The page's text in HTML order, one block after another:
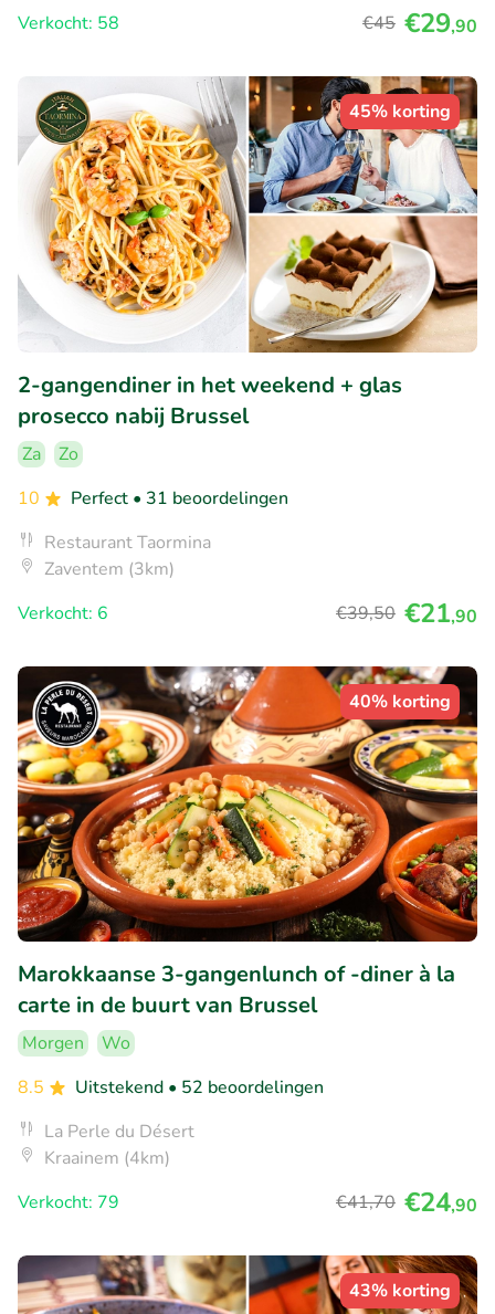
Verkocht: 58
€45 €29,90
45% korting
2-gangendiner in het weekend + glas
prosecco nabij Brussel
Za
Zo
10
Perfect • 31 beoordelingen
Restaurant Taormina
Zaventem (3km)
Verkocht: 6
€39,50 €21,90
40% korting
Marokkaanse 3-gangenlunch of -diner à la
carte in de buurt van Brussel
Morgen
Wo
8.5
Uitstekend • 52 beoordelingen
La Perle du Désert
Kraainem (4km)
Verkocht: 79
€41,70 €24,90
43% korting